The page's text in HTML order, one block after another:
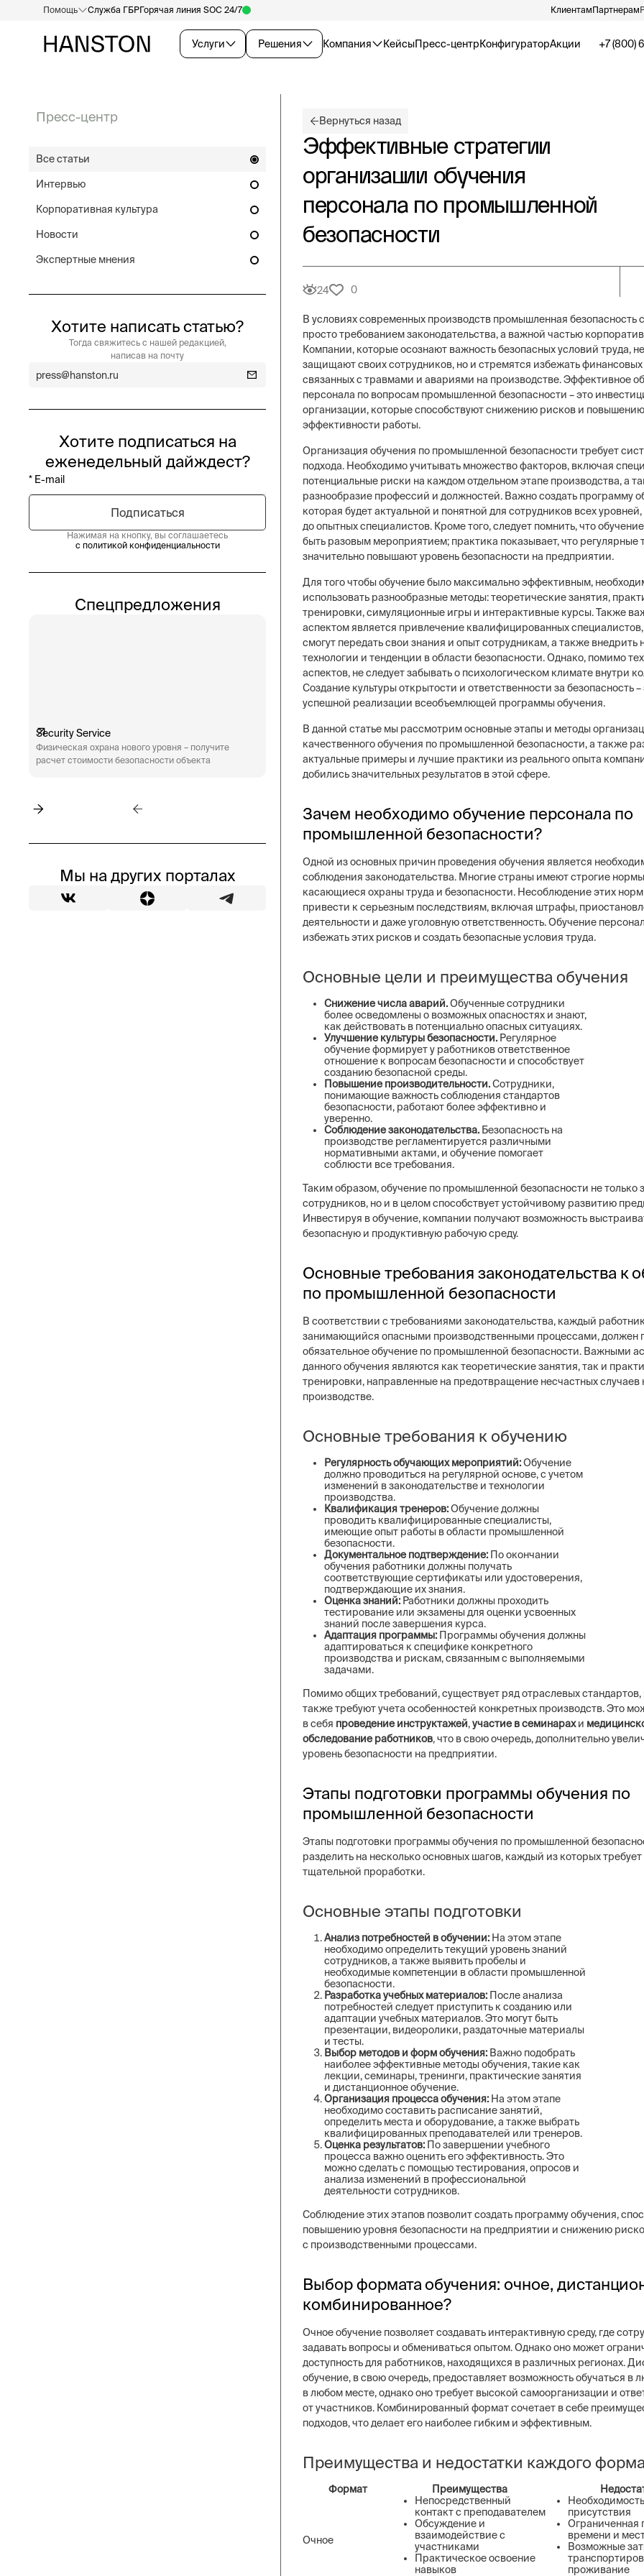
Услуги Решения Компания КейсыПресс-центрКонфигураторАкции
Помощь Служба ГБРГорячая линия SOC 24/7 КлиентамПартнерам
+7 (800)
Пресс-центр
Все статьи
Интервью
Корпоративная культура
Новости
Экспертные мнения
Хотите написать статью?
Тогда свяжитесь с нашей редакцией,
написав на почту
press@hanston.ru
Хотите подписаться на
еженедельный дайждест?
Нажимая на кнопку, вы соглашаетесь
с политикой конфиденциальности
Спецпредложения
Security Service
Физическая охрана нового уровня – получите
расчет стоимости безопасности объекта
Engineering
Технические системы безопасности бизнеса –
аудит систем, видеонаблюдение, СКУД,
пожарная сигнализация
Постовая охрана
Физическая охрана объектов
типов постов, 3 категории
конфигуратор расчета
Мы на других порталах
Вернуться назад
Эффективные стратегии
организации обучения
персонала по промышленной
безопасности
24 0
В условиях современных производств промышленная безопасность
просто требованием законодательства, а важной частью
Компании, которые осознают важность безопасных условий труда,
защищают своих сотрудников, но и стремятся избежать финансовых
связанных с травмами и авариями на производстве. Эффективное
персонала по вопросам промышленной безопасности – это
организации, которые способствуют снижению рисков и
эффективности работы.
Организация обучения по промышленной безопасности требует
подхода. Необходимо учитывать множество факторов, включая
потенциальные риски на каждом отдельном этапе производства, а
разнообразие профессий и должностей. Важно создать программу
которая будет актуальной и понятной для сотрудников всех
до опытных специалистов. Кроме того, следует помнить, что
быть разовым мероприятием; практика показывает, что регулярные
значительно повышают уровень безопасности на предприятии.
Для того чтобы обучение было максимально эффективным,
использовать разнообразные методы: теоретические занятия,
тренировки, симуляционные игры и интерактивные курсы. Также
аспектом является привлечение квалифицированных
смогут передать свои знания и опыт сотрудникам, а также внедрить
технологии и тенденции в области безопасности. Однако, помимо
аспектов, не следует забывать о психологическом климате внутри
Создание культуры открытости и ответственности за безопасность
успешной реализации всеобъемлющей программы обучения.
В данной статье мы рассмотрим основные этапы и методы
качественного обучения по промышленной безопасности, а также
актуальные примеры и лучшие практики из реального опыта
добились значительных результатов в этой сфере.
Зачем необходимо обучение персонала по
промышленной безопасности?
Одной из основных причин проведения обучения является
соблюдения законодательства. Многие страны имеют строгие
касающиеся охраны труда и безопасности. Несоблюдение этих
привести к серьезным последствиям, включая штрафы,
деятельности и даже уголовную ответственность. Обучение
избежать этих рисков и создать безопасные условия труда.
Основные цели и преимущества обучения
Снижение числа аварий.Обученные сотрудники
более осведомлены о возможных опасностях и знают,
как действовать в потенциально опасных ситуациях.
Улучшение культуры безопасности. Регулярное
обучение формирует у работников ответственное
отношение к вопросам безопасности и способствует
созданию безопасной среды.
Повышение производительности.Сотрудники,
понимающие важность соблюдения стандартов
безопасности, работают более эффективно и
уверенно.
Соблюдение законодательства. Безопасность на
производстве регламентируется различными
нормативными актами, и обучение помогает
соблюсти все требования.
Таким образом, обучение по промышленной безопасности не только
сотрудников, но и в целом способствует устойчивому развитию
Инвестируя в обучение, компании получают возможность
безопасную и продуктивную рабочую среду.
Основные требования законодательства к
по промышленной безопасности
В соответствии с требованиями законодательства, каждый
занимающийся опасными производственными процессами, должен
обязательное обучение по промышленной безопасности. Важными
данного обучения являются как теоретические занятия, так и
тренировки, направленные на предотвращение несчастных случаев
производстве.
Основные требования к обучению
Регулярность обучающих мероприятий:Обучение
должно проводиться на регулярной основе, с учетом
изменений в законодательстве и технологии
производства.
Квалификация тренеров:Обучение должны
проводить квалифицированные специалисты,
имеющие опыт работы в области промышленной
безопасности.
Документальное подтверждение: По окончании
обучения работники должны получать
соответствующие сертификаты или удостоверения,
подтверждающие их знания.
Оценка знаний: Работники должны проходить
тестирование или экзамены для оценки усвоенных
знаний после завершения курса.
Адаптация программы: Программы обучения должны
адаптироваться к специфике конкретного
производства и рискам, связанным с выполняемыми
задачами.
Помимо общих требований, существует ряд отраслевых
также требуют учета особенностей конкретных производств. Это
в себя проведение инструктажей,участие в семинарахи
обследование работников, что в свою очередь, дополнительно
уровень безопасности на предприятии.
Этапы подготовки программы обучения по
промышленной безопасности
Этапы подготовки программы обучения по промышленной
разделить на несколько основных шагов, каждый из которых
тщательной проработки.
Основные этапы подготовки
Анализ потребностей в обучении: На этом этапе
необходимо определить текущий уровень знаний
сотрудников, а также выявить пробелы и
необходимые компетенции в области промышленной
безопасности.
Разработка учебных материалов: После анализа
потребностей следует приступить к созданию или
адаптации учебных материалов. Это могут быть
презентации, видеоролики, раздаточные материалы
и тесты.
Выбор методов и форм обучения: Важно подобрать
наиболее эффективные методы обучения, такие как
лекции, семинары, тренинги, практические занятия
и дистанционное обучение.
Организация процесса обучения: На этом этапе
необходимо составить расписание занятий,
определить места и оборудование, а также выбрать
квалифицированных преподавателей или тренеров.
Оценка результатов: По завершении учебного
процесса важно оценить его эффективность. Это
можно сделать с помощью тестирования, опросов и
анализа изменений в профессиональной
деятельности сотрудников.
Соблюдение этих этапов позволит создать программу обучения,
повышению уровня безопасности на предприятии и снижению
с производственными процессами.
Выбор формата обучения: очное,
комбинированное?
Очное обучение позволяет создавать интерактивную среду, где
задавать вопросы и обмениваться опытом. Однако оно может
доступность для работников, находящихся в различных регионах.
обучение, в свою очередь, предоставляет возможность обучаться в
в любом месте, однако оно требует высокой самоорганизации и
от участников. Комбинированный формат сочетает в себе
подходов, что делает его наиболее гибким и эффективным.
Преимущества и недостатки каждого
Формат Преимущества
Очное
Непосредственный
контакт с преподавателем
Обсуждение и
взаимодействие с
участниками
Практическое освоение
навыков
присутствия
Ограниченная
времени и
Возможные
проживание